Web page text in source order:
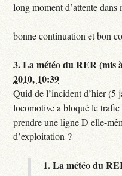
long moment d’attente
bonne continuation et bon
3.La météo du RER
2010, 10:39
Quid de l’incident d’hier (5
locomotive a bloqué le
prendre une ligne D elle-
d’exploitation ?
1.La météo du